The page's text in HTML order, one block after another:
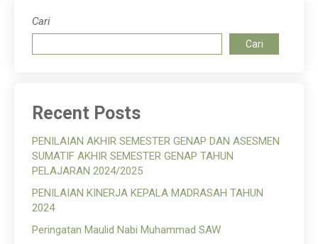
Cari
Cari
Recent Posts
PENILAIAN AKHIR SEMESTER GENAP DAN ASESMEN
SUMATIF AKHIR SEMESTER GENAP TAHUN
PELAJARAN 2024/2025
PENILAIAN KINERJA KEPALA MADRASAH TAHUN
2024
Peringatan Maulid Nabi Muhammad SAW